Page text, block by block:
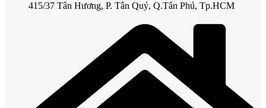
415/37 Tân Hương, P. Tân Quý, Q.Tân Phú, Tp.HCM